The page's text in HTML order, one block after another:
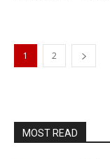
1 2
MOST READ